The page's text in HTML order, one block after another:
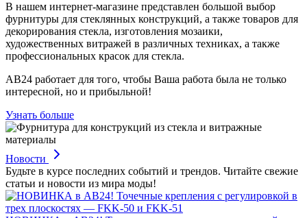
В нашем интернет-магазине представлен большой выбор
фурнитуры для стеклянных конструкций, а также товаров для
декорирования стекла, изготовления мозаики,
художественных витражей в различных техниках, а также
профессиональных красок для стекла.
АВ24 работает для того, чтобы Ваша работа была не только
интересной, но и прибыльной!
Узнать больше
Новости
Будьте в курсе последних событий и трендов. Читайте свежие
статьи и новости из мира моды!